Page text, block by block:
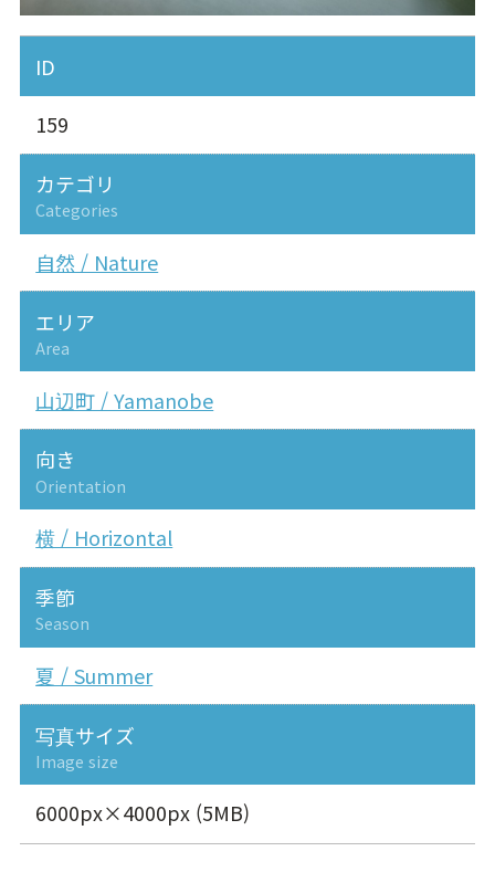
ID
159
カテゴリ
Categories
自然 / Nature
エリア
Area
山辺町 / Yamanobe
向き
Orientation
横 / Horizontal
季節
Season
夏 / Summer
写真サイズ
Image size
6000px×4000px (5MB)